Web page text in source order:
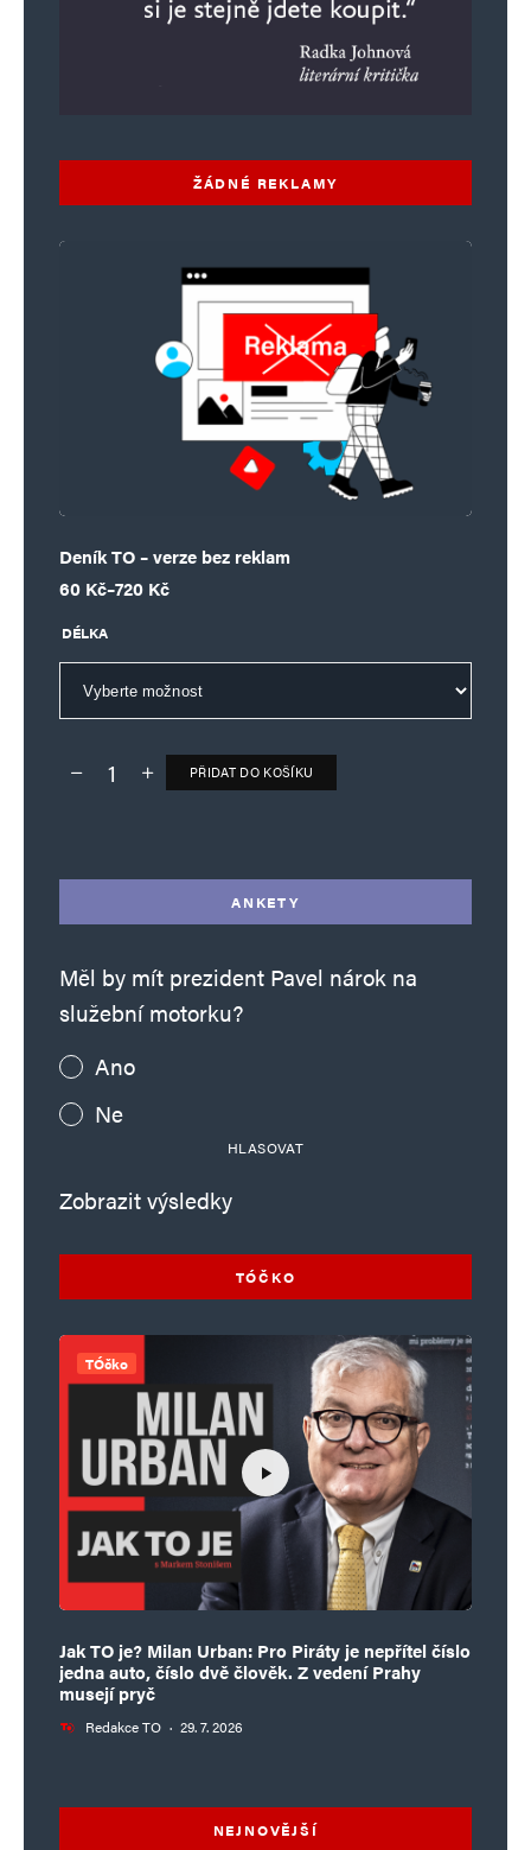
ŽÁDNÉ REKLAMY
Deník TO – verze bez reklam
60 Kč–720 Kč
Rozpětí cen: 60 Kč až 720 Kč
DÉLKA
Deník TO – verze bez reklam množství
PŘIDAT DO KOŠÍKU
ANKETY
Měl by mít prezident Pavel nárok na
služební motorku?
Ano
Ne
HLASOVAT
Zobrazit výsledky
TÓČKO
TÓčko
Jak TO je? Milan Urban: Pro Piráty je nepřítel číslo
jedna auto, číslo dvě člověk. Z vedení Prahy
musejí pryč
Redakce TO · 29. 7. 2026
NEJNOVĚJŠÍ